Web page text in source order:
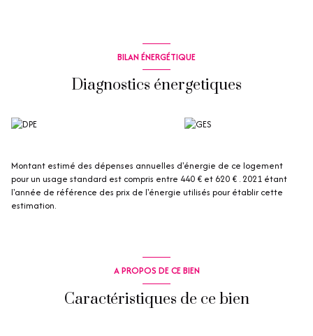
BILAN ÉNERGÉTIQUE
Diagnostics énergetiques
Montant estimé des dépenses annuelles d'énergie de ce logement
pour un usage standard est compris entre 440 € et 620 € . 2021 étant
l'année de référence des prix de l'énergie utilisés pour établir cette
estimation.
A PROPOS DE CE BIEN
Caractéristiques de ce bien